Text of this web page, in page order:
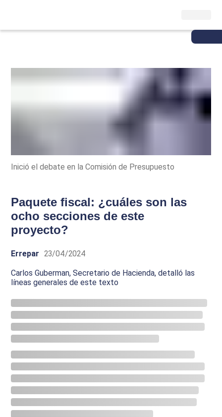
Inició el debate en la Comisión de Presupuesto
Paquete fiscal: ¿cuáles son las
ocho secciones de este
proyecto?
Errepar 23/04/2024
Carlos Guberman, Secretario de Hacienda, detalló las
líneas generales de este texto